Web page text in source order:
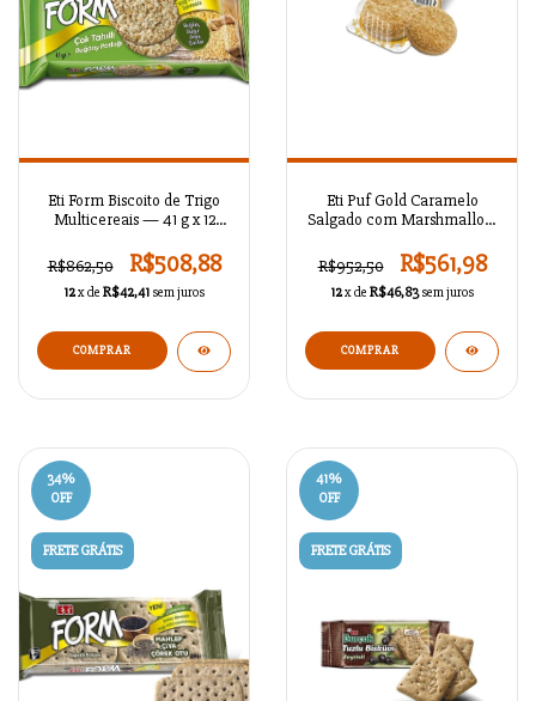
Eti Form Biscoito de Trigo
Multicereais — 41 g x 12
R$862,50
R$508,88
12x de R$42,41 sem juros
Eti Puf Gold Caramelo
Salgado com Marshmallow
R$952,50
R$561,98
12x de R$46,83 sem juros
34%
OFF
FRETE GRÁTIS
41%
OFF
FRETE GRÁTIS